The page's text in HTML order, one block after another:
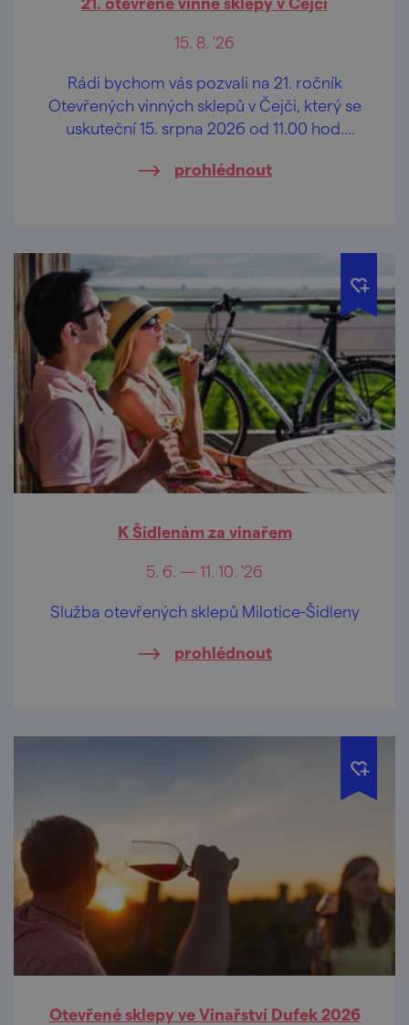
15. 8. '26
Rádi bychom vás pozvali na 21. ročník
Otevřených vinných sklepů v Čejči, který se
uskuteční 15. srpna 2026 od 11.00 hod.
Búdama".
prohlédnout
K Šidlenám za vinařem
5. 6. — 11. 10. '26
Služba otevřených sklepů Milotice-Šidleny
prohlédnout
Otevřené sklepy ve Vinařství Dufek 2026